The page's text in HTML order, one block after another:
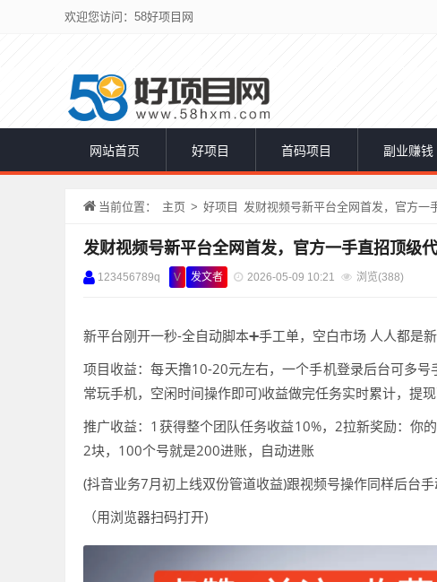
欢迎您访问：58好项目网
网站首页 好项目 首码项目 副业赚钱
当前位置： 主页 > 好项目 发财视频号新平台全网首发，官方一
发财视频号新平台全网首发，官方一手直招顶级
123456789q V 发文者 2026-05-09 10:21 浏览(388)
新平台刚开一秒-全自动脚本➕手工单，空白市场 人人都是
项目收益：每天撸10-20元左右，一个手机登录后台可多
常玩手机，空闲时间操作即可)收益做完任务实时累计，提
推广收益：1获得整个团队任务收益10%，2拉新奖励：你
2块，100个号就是200进账，自动进账
(抖音业务7月初上线双份管道收益)跟视频号操作同样后台
（用浏览器扫码打开)